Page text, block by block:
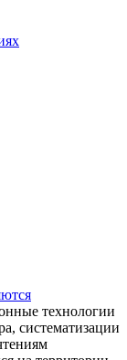
технологии
систематизации